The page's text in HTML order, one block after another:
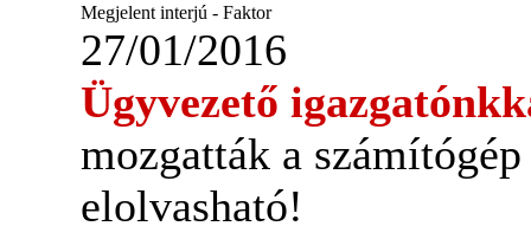
Megjelent interjú - Faktor
27/01/2016
Ügyvezető
mozgatták a
elolvasható!